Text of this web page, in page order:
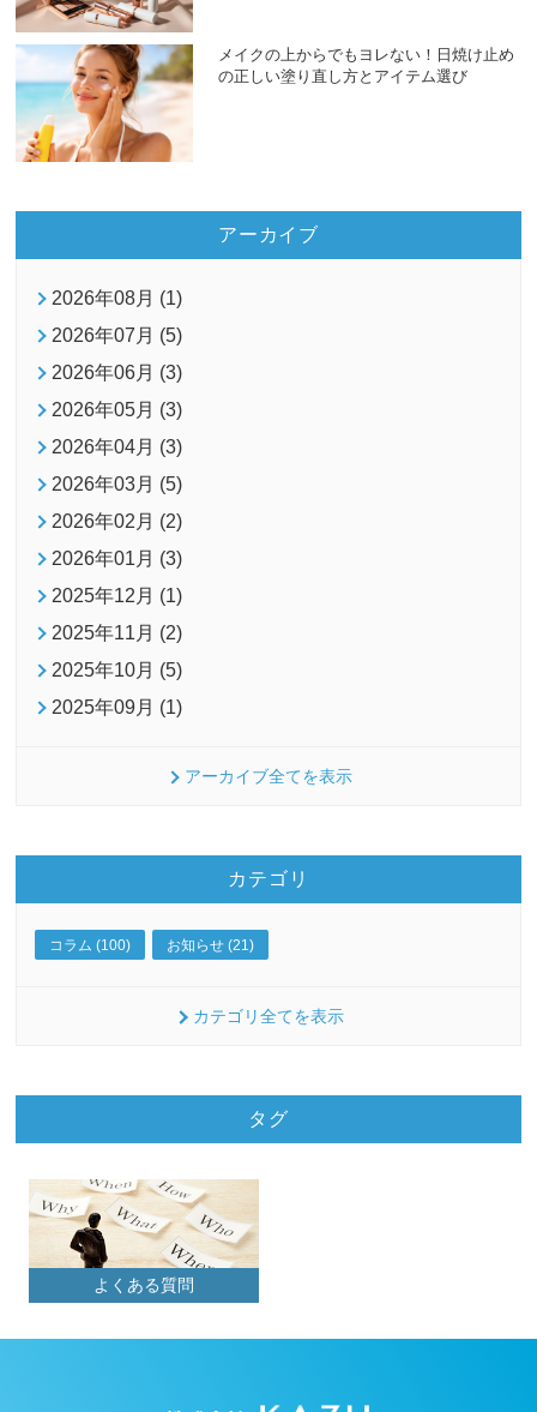
メイクの上からでもヨレない！日焼け止め
の正しい塗り直し方とアイテム選び
アーカイブ
2026年08月 (1)
2026年07月 (5)
2026年06月 (3)
2026年05月 (3)
2026年04月 (3)
2026年03月 (5)
2026年02月 (2)
2026年01月 (3)
2025年12月 (1)
2025年11月 (2)
2025年10月 (5)
2025年09月 (1)
アーカイブ全てを表示
カテゴリ
コラム (100) お知らせ (21)
カテゴリ全てを表示
タグ
よくある質問